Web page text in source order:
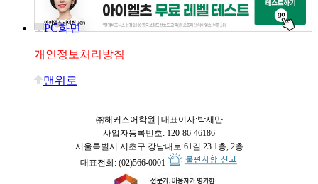
PC화면
개인정보처리방침
맨위로
㈜해커스어학원 | 대표이사:박재만
사업자등록번호: 120-86-46186
서울특별시 서초구 강남대로 61길 23 1층, 2층
대표전화: (02)566-0001